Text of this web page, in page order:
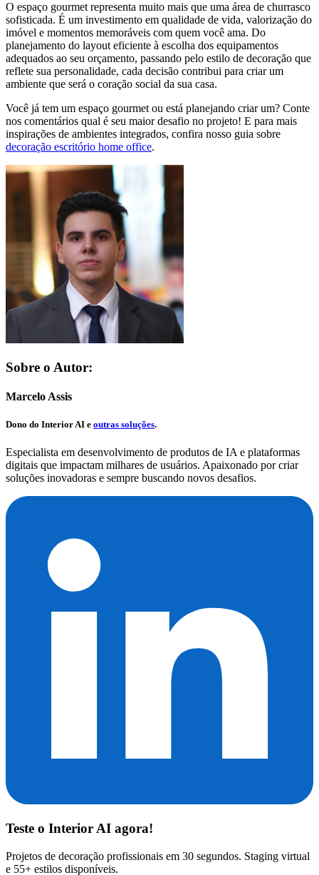
O espaço gourmet representa muito mais que uma área de churrasco
sofisticada. É um investimento em qualidade de vida, valorização do
imóvel e momentos memoráveis com quem você ama. Do
planejamento do layout eficiente à escolha dos equipamentos
adequados ao seu orçamento, passando pelo estilo de decoração que
reflete sua personalidade, cada decisão contribui para criar um
ambiente que será o coração social da sua casa.
Você já tem um espaço gourmet ou está planejando criar um? Conte
nos comentários qual é seu maior desafio no projeto! E para mais
inspirações de ambientes integrados, confira nosso guia sobre
decoração escritório home office.
Sobre o Autor:
Marcelo Assis
Dono do Interior AI e outras soluções.
Especialista em desenvolvimento de produtos de IA e plataformas
digitais que impactam milhares de usuários. Apaixonado por criar
soluções inovadoras e sempre buscando novos desafios.
Teste o Interior AI agora!
Projetos de decoração profissionais em 30 segundos. Staging virtual
e 55+ estilos disponíveis.